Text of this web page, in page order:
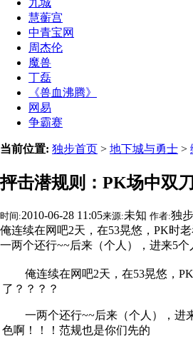
九城
慧蘅宫
中青宝网
周杰伦
魔兽
丁磊
《兽血沸腾》
网易
争霸赛
当前位置: 独步首页 > 地下城与勇士 >
抨击潜规则：PK场中双
时间:2010-06-28 11:05来源:未知 作者:独
俺连续在网吧2天，在53晃悠，PK时
一两个还行~~后来（个人），进来5
俺连续在网吧2天，在53晃悠，PK
了？？？？
一两个还行~~后来（个人），进来
色啊！！！范规也是你们先的